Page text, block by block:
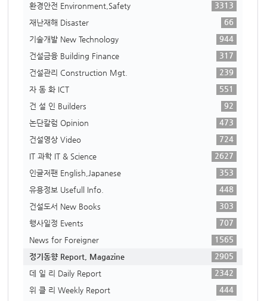
환경안전 Environment,Safety
3313
재난재해 Disaster
66
기술개발 New Technology
944
건설금융 Building Finance
317
건설관리 Construction Mgt.
239
자 동 화 ICT
551
건 설 인 Builders
92
논단칼럼 Opinion
473
건설영상 Video
724
IT 과학 IT & Science
2627
인글저팬 English,Japanese
353
유용정보 Usefull Info.
448
건설도서 New Books
303
행사일정 Events
707
News for Foreigner
1565
정기동향 Report, Magazine
2905
데 일 리 Daily Report
2342
위 클 리 Weekly Report
444